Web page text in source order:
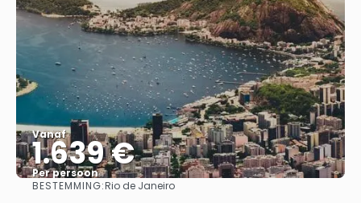
Vanaf
1.639 €
Per persoon
Bekijk
BESTEMMING:Rio de Janeiro